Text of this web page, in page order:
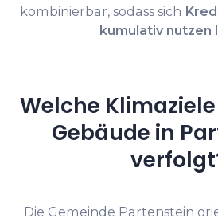
kombinierbar, sodass sich
kumulativ nutzen
Welche
Gebäude in
Die Gemeinde Partenstein